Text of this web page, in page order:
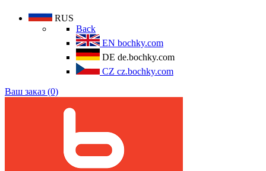
RUS
Back
EN bochky.com
DE de.bochky.com
CZ cz.bochky.com
Ваш заказ (0)